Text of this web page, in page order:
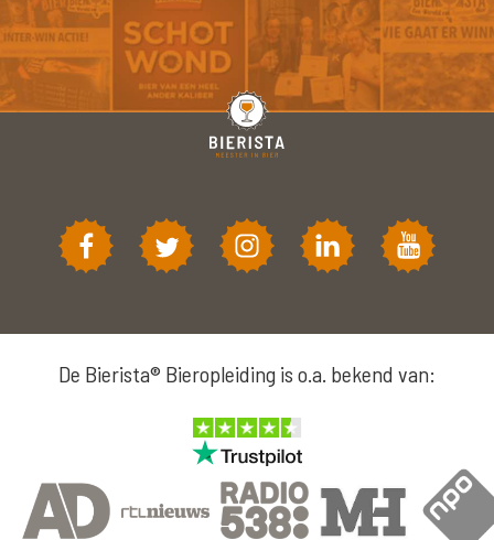
De Bierista® Bieropleiding is o.a. bekend van: